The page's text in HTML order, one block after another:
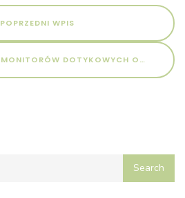
POPRZEDNI WPIS
ZAKUP I DOSTAWA MONITORÓW DOTYKOWYCH ORAZ TELEFONÓW KOMÓRKOWYCH W RAMACH PROJEKTU KLIMATYCZNI STRAŻNICY” NR POSTĘPOWANIA: 01/KS/07/2025